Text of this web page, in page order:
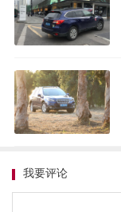
我要评论